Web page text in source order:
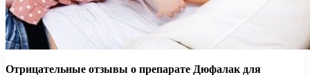
Отрицательные отзывы о препарате Дюфалак для